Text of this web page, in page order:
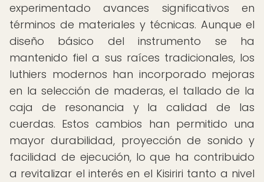
experimentado avances significativos en
términos de materiales y técnicas. Aunque el
diseño básico del instrumento se ha
mantenido fiel a sus raíces tradicionales, los
luthiers modernos han incorporado mejoras
en la selección de maderas, el tallado de la
caja de resonancia y la calidad de las
cuerdas. Estos cambios han permitido una
mayor durabilidad, proyección de sonido y
facilidad de ejecución, lo que ha contribuido
a revitalizar el interés en el Kisiriri tanto a nivel